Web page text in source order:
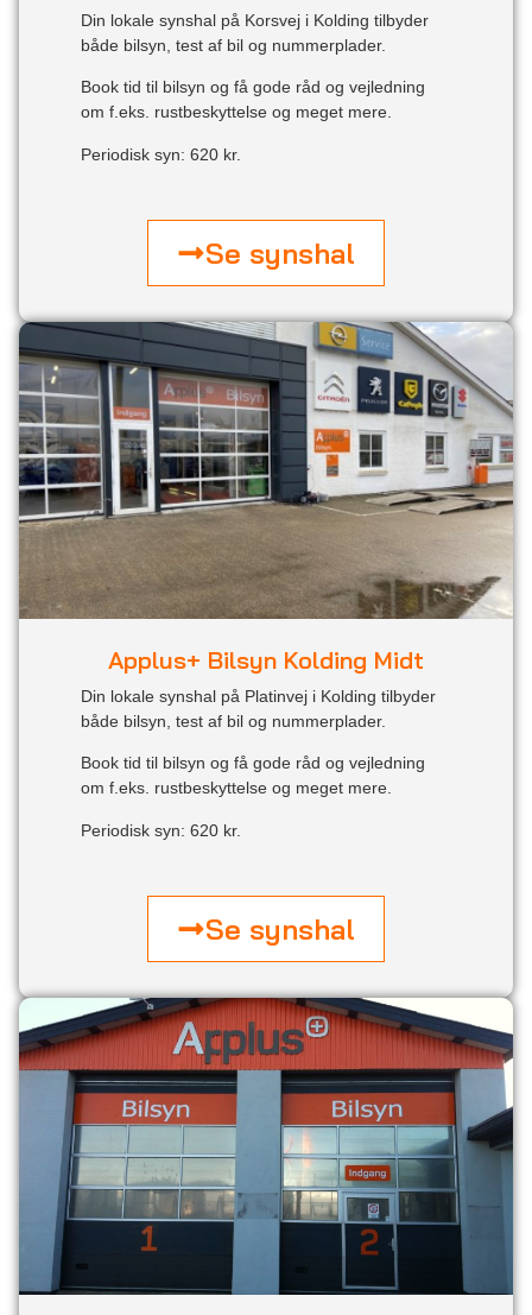
Din lokale synshal på Korsvej i Kolding tilbyder
både bilsyn, test af bil og nummerplader.
Book tid til bilsyn og få gode råd og vejledning
om f.eks. rustbeskyttelse og meget mere.
Periodisk syn: 620 kr.
Se synshal
Applus+ Bilsyn Kolding Midt
Din lokale synshal på Platinvej i Kolding tilbyder
både bilsyn, test af bil og nummerplader.
Book tid til bilsyn og få gode råd og vejledning
om f.eks. rustbeskyttelse og meget mere.
Periodisk syn: 620 kr.
Se synshal